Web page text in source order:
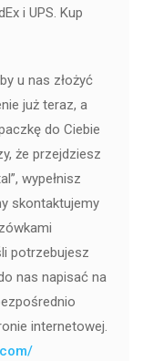
i UPS. Kup
u nas złożyć
już teraz, a
do Ciebie
że przejdziesz
wypełnisz
skontaktujemy
potrzebujesz
nas napisać na
internetowej.